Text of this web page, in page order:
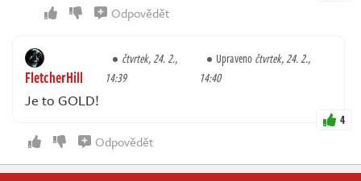
Odpovědět
FletcherHill
čtvrtek, 24. 2.,
14:39
Upravenočtvrtek, 24. 2.,
14:40
Je to GOLD!
4
Odpovědět